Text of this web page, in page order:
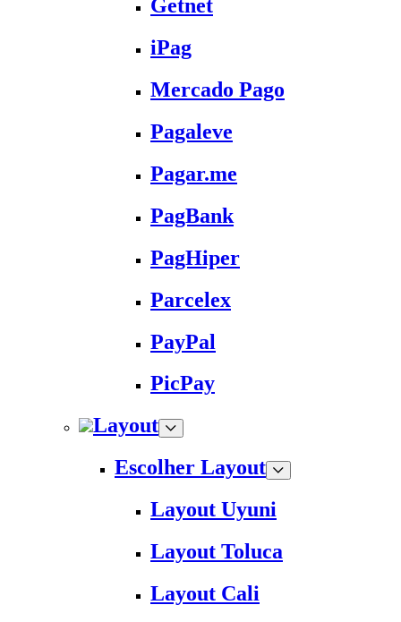
Getnet
iPag
Mercado Pago
Pagaleve
Pagar.me
PagBank
PagHiper
Parcelex
PayPal
PicPay
Layout
Escolher Layout
Layout Uyuni
Layout Toluca
Layout Cali